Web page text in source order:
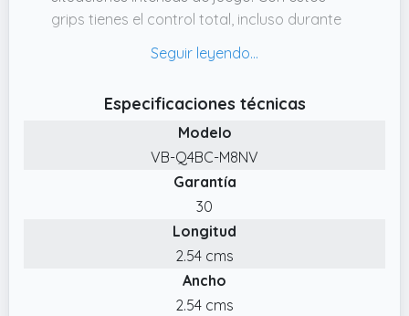
grips tienes el control total, incluso durante
proporcionan un mejor agarre para un
control más preciso durante el juego.
Compatibles con mandos PS5 y PS4, ideales
para shooters, deportes y juegos de acción.
✔️ Marca alemana pensada para gamers |
MatoSan desarrolla accesorios funcionales y
cómodos para jugadores exigentes. Más
confort, mejor control y un aspecto moderno
Especificaciones técnicas
Modelo
VB-Q4BC-M8NV
Garantía
30
Longitud
2.54 cms
Ancho
2.54 cms